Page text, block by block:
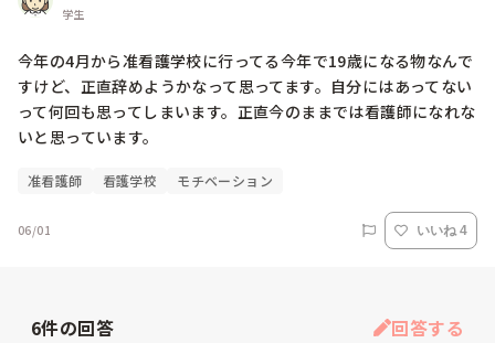
学生
今年の4月から准看護学校に行ってる今年で19歳になる物なんで
すけど、正直辞めようかなって思ってます。自分にはあってない
って何回も思ってしまいます。正直今のままでは看護師になれな
いと思っています。
准看護師 看護学校 モチベーション
06/01 いいね 4
6件の回答 回答する